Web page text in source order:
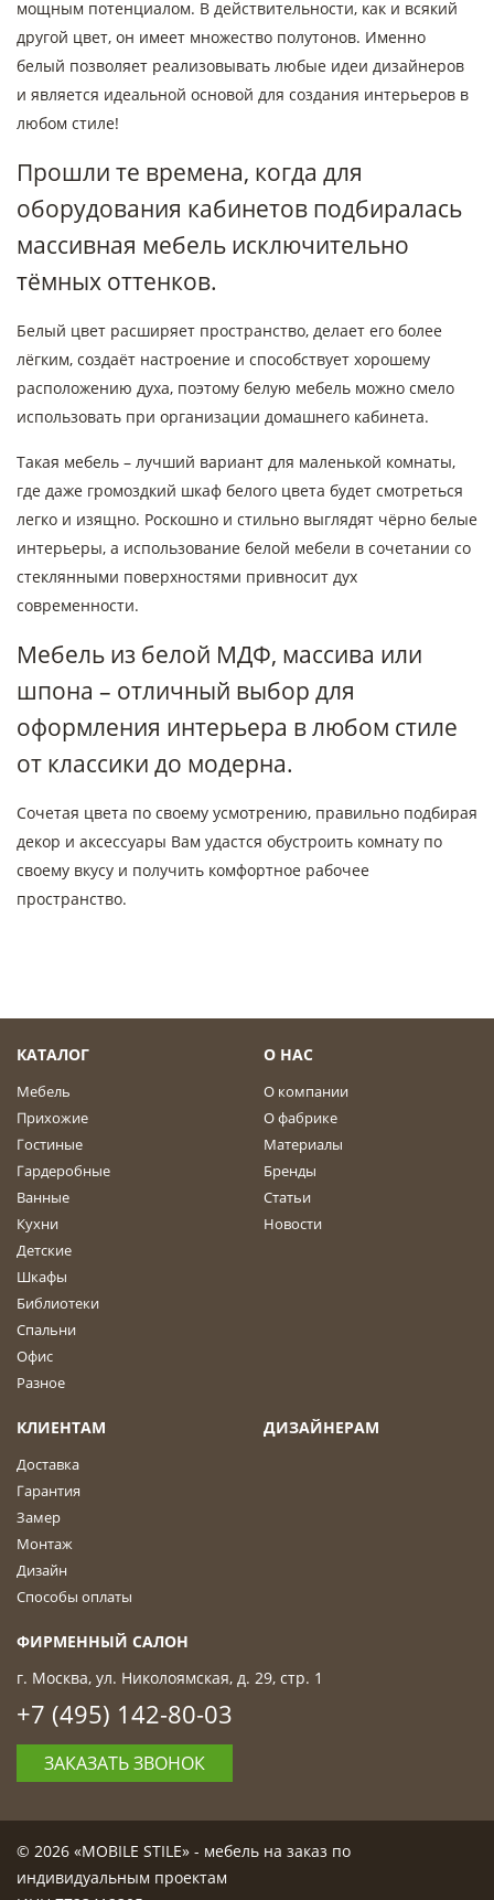
мощным потенциалом. В действительности, как и всякий
другой цвет, он имеет множество полутонов. Именно
белый позволяет реализовывать любые идеи дизайнеров
и является идеальной основой для создания интерьеров в
любом стиле!
Прошли те времена, когда для
оборудования кабинетов подбиралась
массивная мебель исключительно
тёмных оттенков.
Белый цвет расширяет пространство, делает его более
лёгким, создаёт настроение и способствует хорошему
расположению духа, поэтому белую мебель можно смело
использовать при организации домашнего кабинета.
Такая мебель – лучший вариант для маленькой комнаты,
где даже громоздкий шкаф белого цвета будет смотреться
легко и изящно. Роскошно и стильно выглядят чёрно белые
интерьеры, а использование белой мебели в сочетании со
стеклянными поверхностями привносит дух
современности.
Мебель из белой МДФ, массива или
шпона – отличный выбор для
оформления интерьера в любом стиле
от классики до модерна.
Сочетая цвета по своему усмотрению, правильно подбирая
декор и аксессуары Вам удастся обустроить комнату по
своему вкусу и получить комфортное рабочее
пространство.
КАТАЛОГ
Мебель
Прихожие
Гостиные
Гардеробные
Ванные
Кухни
Детские
Шкафы
Библиотеки
Спальни
Офис
Разное
О НАС
О компании
О фабрике
Материалы
Бренды
Статьи
Новости
КЛИЕНТАМ
Доставка
Гарантия
Замер
Монтаж
Дизайн
Способы оплаты
ДИЗАЙНЕРАМ
ФИРМЕННЫЙ САЛОН
г. Москва, ул. Николоямская, д. 29, стр. 1
+7 (495) 142-80-03
ЗАКАЗАТЬ ЗВОНОК
© 2026 «MOBILE STILE» - мебель на заказ по
индивидуальным проектам